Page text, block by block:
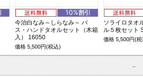
今治白なみ～しらなみ～ バ
ス・ハンドタオルセット（木箱
入） 16050
価格5,500円(税込)
ソライロタオ
ル５枚セット
価格5,500円(